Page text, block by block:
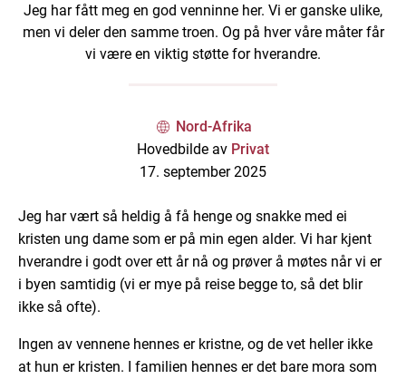
Jeg har fått meg en god venninne her. Vi er ganske ulike,
men vi deler den samme troen. Og på hver våre måter får
vi være en viktig støtte for hverandre.
Nord-Afrika
Hovedbilde av Privat
17. september 2025
Jeg har vært så heldig å få henge og snakke med ei
kristen ung dame som er på min egen alder. Vi har kjent
hverandre i godt over ett år nå og prøver å møtes når vi er
i byen samtidig (vi er mye på reise begge to, så det blir
ikke så ofte).
Ingen av vennene hennes er kristne, og de vet heller ikke
at hun er kristen. I familien hennes er det bare mora som